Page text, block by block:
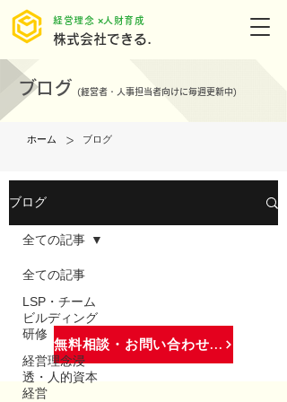
株式会社できる.
​経営理念 ×人財育成
ブログ (経営者・人事担当者向けに毎週更新中)
ホーム > ブログ
ブログ
全ての記事
LSP・チーム
ビルディング
研修
経営理念浸
透・人的資本
経営
全ての記事
無料相談・お問い合わせはこちら